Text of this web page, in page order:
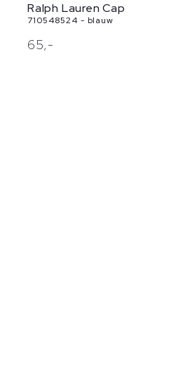
Ralph Lauren Cap
710548524 - blauw
65,-